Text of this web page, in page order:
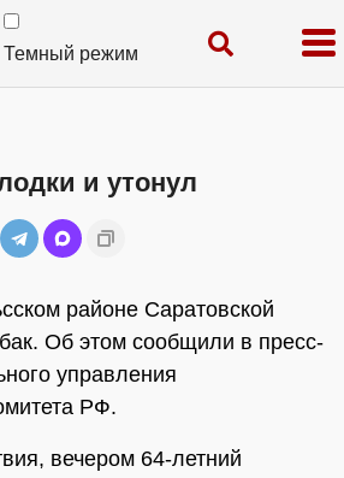
Темный режим
и утонул
районе Саратовской
Об этом сообщили в пресс-
управления
РФ.
вечером 64-летний